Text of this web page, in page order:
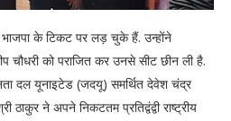
भाजपा के टिकट पर लड़ चुके हैं. उन्होंने
चौधरी को पराजित कर उनसे सीट छीन ली है.
दल यूनाइटेड (जदयू) समर्थित देवेश चंद्र
ठाकुर ने अपने निकटतम प्रतिद्वंद्वी राष्ट्रीय